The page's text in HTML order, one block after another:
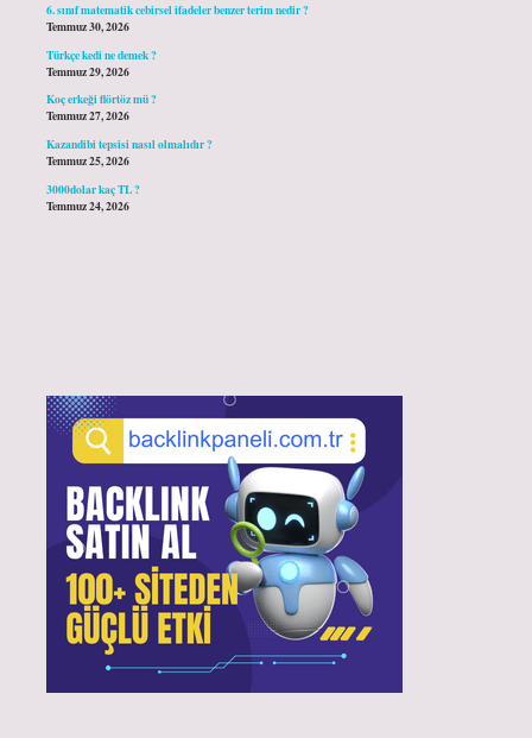
6. sınıf matematik cebirsel ifadeler benzer terim nedir ?
Temmuz 30, 2026
Türkçe kedi ne demek ?
Temmuz 29, 2026
Koç erkeği flörtöz mü ?
Temmuz 27, 2026
Kazandibi tepsisi nasıl olmalıdır ?
Temmuz 25, 2026
3000dolar kaç TL ?
Temmuz 24, 2026